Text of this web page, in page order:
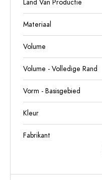
Land Van Productie
Materiaal
Volume
Volume - Volledige Rand
Vorm - Basisgebied
Kleur
Fabrikant